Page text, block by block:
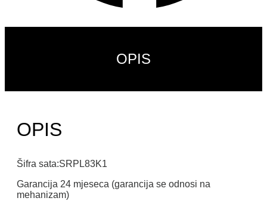
OPIS
OPIS
Šifra sata:SRPL83K1
Garancija 24 mjeseca (garancija se odnosi na
mehanizam)